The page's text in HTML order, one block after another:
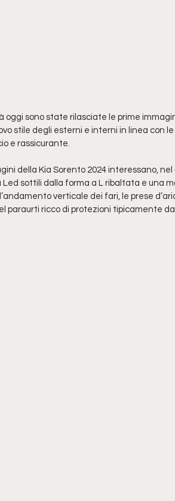
oggi sono state rilasciate le prime
stile degli esterni e interni in linea con
e rassicurante.
della Kia Sorento 2024 interessano, nel
sottili dalla forma a L ribaltata e una
verticale dei fari, le prese
paraurti ricco di protezioni tipicamente da